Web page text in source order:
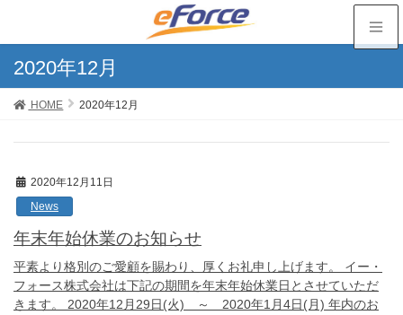
2020年12月
HOME 2020年12月
2020年12月11日
News
年末年始休業のお知らせ
平素より格別のご愛顧を賜わり、厚くお礼申し上げます。 イー・
フォース株式会社は下記の期間を年末年始休業日とさせていただ
きます。 2020年12月29日(火) ～ 2020年1月4日(月) 年内のお